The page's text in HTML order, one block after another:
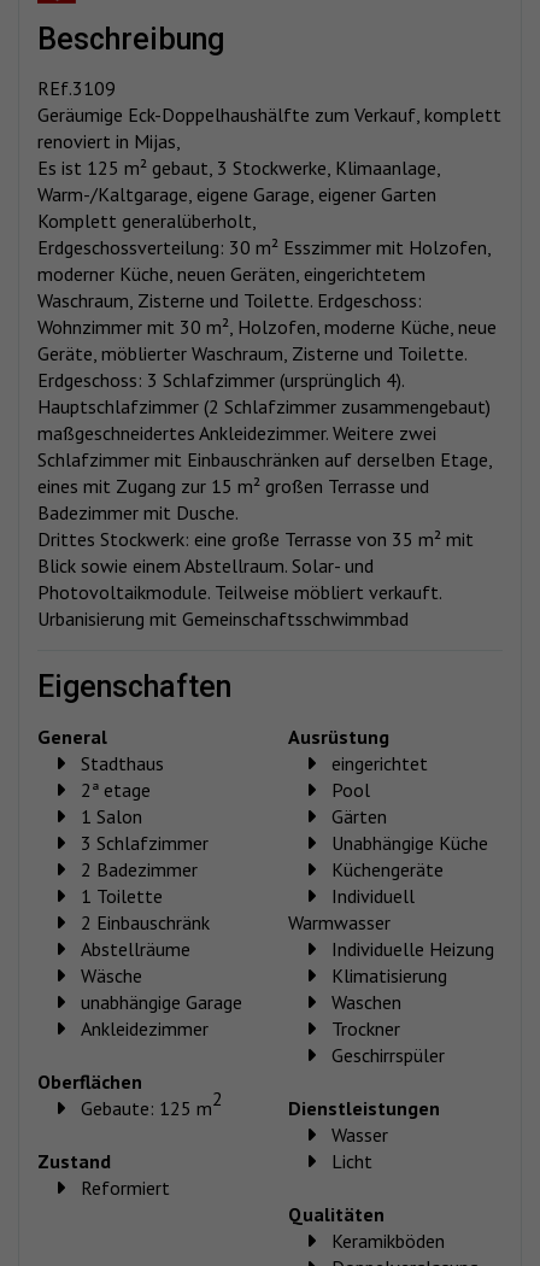
beschreibung
REf.3109
Geräumige Eck-Doppelhaushälfte zum Verkauf, komplett
renoviert in Mijas,
Es ist 125 m² gebaut, 3 Stockwerke, Klimaanlage,
Warm-/Kaltgarage, eigene Garage, eigener Garten
Komplett generalüberholt,
Erdgeschossverteilung: 30 m² Esszimmer mit Holzofen,
moderner Küche, neuen Geräten, eingerichtetem
Waschraum, Zisterne und Toilette. Erdgeschoss:
Wohnzimmer mit 30 m², Holzofen, moderne Küche, neue
Geräte, möblierter Waschraum, Zisterne und Toilette.
Erdgeschoss: 3 Schlafzimmer (ursprünglich 4).
Hauptschlafzimmer (2 Schlafzimmer zusammengebaut)
maßgeschneidertes Ankleidezimmer. Weitere zwei
Schlafzimmer mit Einbauschränken auf derselben Etage,
eines mit Zugang zur 15 m² großen Terrasse und
Badezimmer mit Dusche.
Drittes Stockwerk: eine große Terrasse von 35 m² mit
Blick sowie einem Abstellraum. Solar- und
Photovoltaikmodule. Teilweise möbliert verkauft.
Urbanisierung mit Gemeinschaftsschwimmbad
eigenschaften
General
Stadthaus
2ª etage
1 Salon
3 Schlafzimmer
2 Badezimmer
1 Toilette
2 Einbauschränk
Abstellräume
Wäsche
unabhängige Garage
Ankleidezimmer
Oberflächen
Gebaute: 125 m2
Zustand
Reformiert
Ausrüstung
eingerichtet
Pool
Gärten
Unabhängige Küche
Küchengeräte
Individuell
Warmwasser
Individuelle Heizung
Klimatisierung
Waschen
Trockner
Geschirrspüler
Dienstleistungen
Wasser
Licht
Qualitäten
Keramikböden